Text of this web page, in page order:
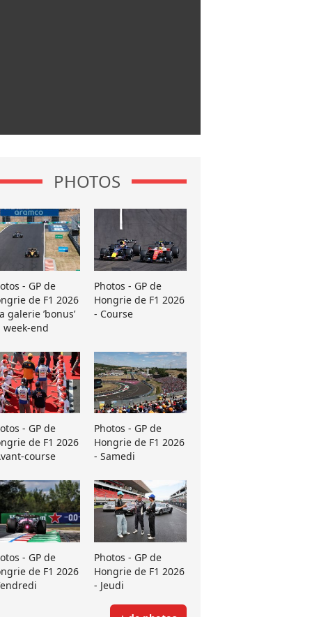
PHOTOS
- GP de
de F1 2026
galerie ’bonus’
week-end
Photos - GP de
Hongrie de F1 2026
- Course
- GP de
de F1 2026
course
Photos - GP de
Hongrie de F1 2026
- Samedi
- GP de
de F1 2026
Photos - GP de
Hongrie de F1 2026
- Jeudi